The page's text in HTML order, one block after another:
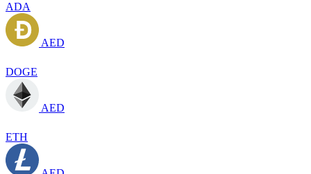
ADA
AED
DOGE
AED
ETH